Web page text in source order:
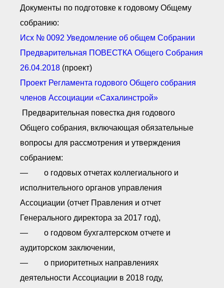
Документы по подготовке к годовому Общему
собранию:
Исх № 0092 Уведомление об общем Собрании
Предварительная ПОВЕСТКА Общего Собрания
26.04.2018 (проект)
Проект Регламента годового Общего собрания
членов Ассоциации «Сахалинстрой»
Предварительная повестка дня годового
Общего собрания, включающая обязательные
вопросы для рассмотрения и утверждения
собранием:
— о годовых отчетах коллегиального и
исполнительного органов управления
Ассоциации (отчет Правления и отчет
Генерального директора за 2017 год),
— о годовом бухгалтерском отчете и
аудиторском заключении,
— о приоритетных направлениях
деятельности Ассоциации в 2018 году,